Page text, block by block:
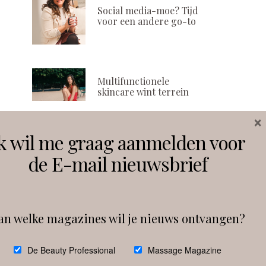
Social media-moe? Tijd
voor een andere go-to
Multifunctionele
skincare wint terrein
Volg ons
Follow on Instagram
wil me graag aanmelden voor
de E-mail nieuwsbrief
welke magazines wil je nieuws ontvangen?
De Beauty Professional Massage Magazine
×